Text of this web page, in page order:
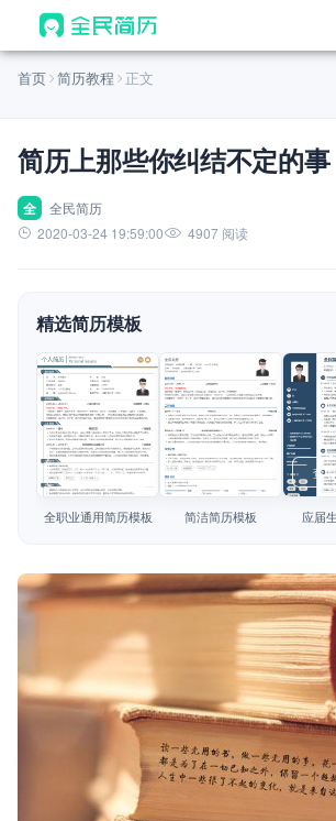
首页
AI 生成简历
AI 优化简历
AI 翻译简历
AI 模拟面试
面试自我介绍
AI 职场工具 New
简历模板
简历教程
首页 简历教程 正文
简历上那些你纠结不定的事
全
全民简历
2020-03-24 19:59:00
4907 阅读
精选简历模板
查看模板
全职业通用简历模板
查看模板
简洁简历模板
查看
应届